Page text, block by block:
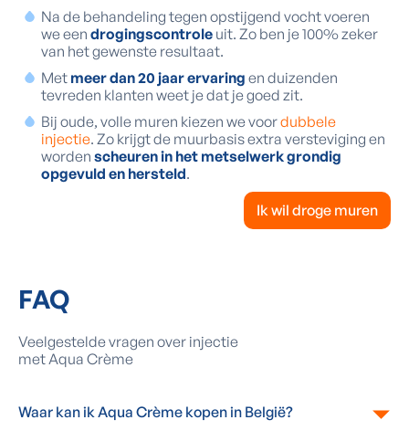
Na de behandeling tegen opstijgend vocht voeren
we een drogingscontrole uit. Zo ben je 100% zeker
van het gewenste resultaat.
Met meer dan 20 jaar ervaring en duizenden
tevreden klanten weet je dat je goed zit.
Bij oude, volle muren kiezen we voordubbele
injectie. Zo krijgt de muurbasis extra versteviging en
worden scheuren in het metselwerk grondig
opgevuld en hersteld.
Ik wil droge muren
FAQ
Veelgestelde vragen over injectie
met Aqua Crème
Waar kan ik Aqua Crème kopen in België?